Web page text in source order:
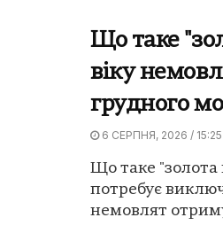
Що таке
віку
грудного
6 СЕРПНЯ, 2026 / 15:25
Що таке "золота
потребує
немовлят